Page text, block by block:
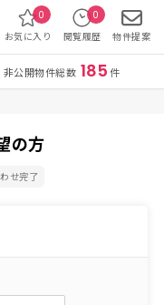
非公開物件総数 185件
お気に入り
0
閲覧履歴
0
物件提案
の方
せ完了